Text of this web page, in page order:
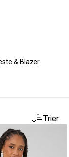
& Blazer
Trier